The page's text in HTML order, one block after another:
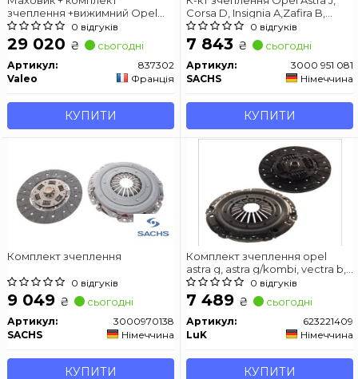
зчеплення +вижимний Opel
Zafira 1.7CDTI 08- (d 240mm) z
20
0 відгуків
29 020 ₴ сьогодні
Артикул:
837302
Valeo
Франція
КУПИТИ
Corsa D, Insignia A,Zafira B,
Zafira C Saab 9-5 1.6/1.6CNG/1.8
07.08-
0 відгуків
7 843 ₴ сьогодні
Артикул:
3000 951 081
SACHS
Німеччина
КУПИТИ
Комплект зчеплення
0 відгуків
9 049 ₴ сьогодні
Артикул:
3000970138
SACHS
Німеччина
КУПИТИ
Комплект зчеплення opel
astra g, astra g/kombi, vectra b,
zafira a 2.0d 11.96-06.05
0 відгуків
7 489 ₴ сьогодні
Артикул:
623221409
LuK
Німеччина
КУПИТИ